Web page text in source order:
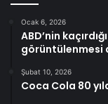
Ocak 6, 2026
ABD’nin
görüntülenmesi
Şubat 10, 2026
Coca Cola 80